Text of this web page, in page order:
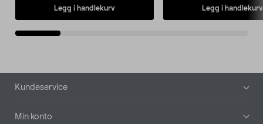
Legg i handlekurv Legg i handlekurv
Bunntekst
Kundeservice
Min konto